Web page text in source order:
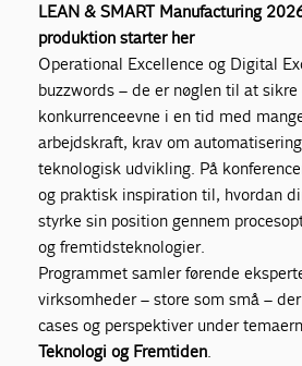
LEAN & SMART Manufacturing
produktion starter her
Operational Excellence og Digital
buzzwords – de er nøglen til at
konkurrenceevne i en tid med
arbejdskraft, krav om
teknologisk udvikling. På
og praktisk inspiration til, hvordan
styrke sin position gennem
og fremtidsteknologier.
Programmet samler førende
virksomheder – store som små –
cases og perspektiver under
Teknologi og Fremtiden.